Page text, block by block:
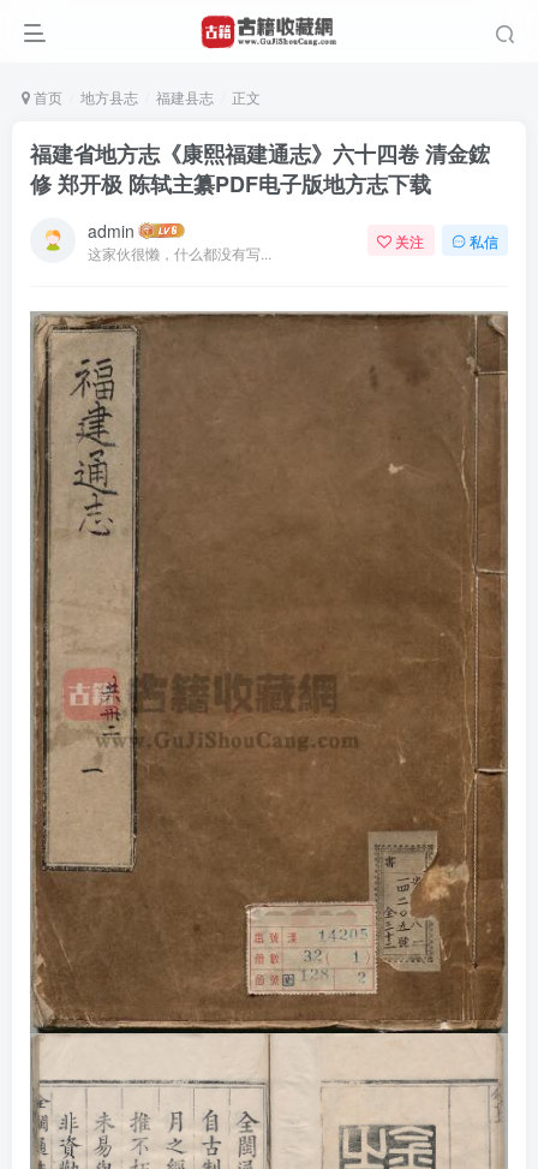
首页 地方县志 福建县志 正文
福建省地方志《康熙福建通志》六十四卷 清金鋐
修 郑开极 陈轼主纂PDF电子版地方志下载
admin
这家伙很懒，什么都没有写...
关注 私信